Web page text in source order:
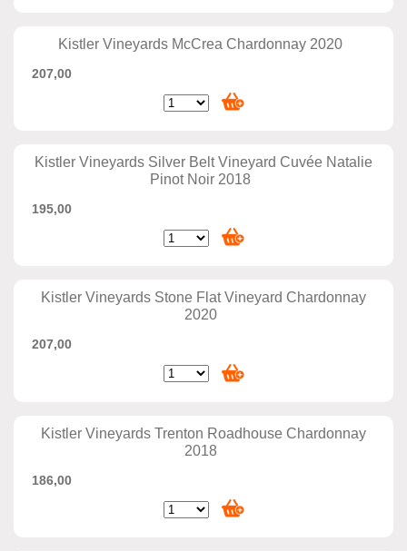
Kistler Vineyards McCrea Chardonnay 2020
207,00
Kistler Vineyards Silver Belt Vineyard Cuvée Natalie
Pinot Noir 2018
195,00
Kistler Vineyards Stone Flat Vineyard Chardonnay
2020
207,00
Kistler Vineyards Trenton Roadhouse Chardonnay
2018
186,00